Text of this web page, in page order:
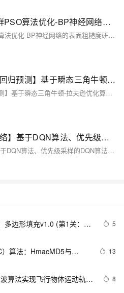
【表面粗糙度】基于粒子群PSO算法优化-BP神经网络的表面粗糙度研究（Matlab代码实现）
【表面粗糙度】基于粒子群PSO算法优化-BP神经网络的表面粗糙度研究（Matlab代码实现）
【基于TTNRBO优化DBN回归预测】基于瞬态三角牛顿-拉夫逊优化算法（TTNRBO）优化深度信念网络（DBN）数据回归预测研究（Matlab代码实现）
【基于TTNRBO优化DBN回归预测】基于瞬态三角牛顿-拉夫逊优化算法（TTNRBO）优化深度信念网络（DBN）数据回归预测研究（Matlab代码实现）
【Pytorch框架搭建神经网络】基于DQN算法、优先级采样的DQN算法、DQN + 人工势场的避障控制研究（Python代码实现）
【Pytorch框架搭建神经网络】基于DQN算法、优先级采样的DQN算法、DQN + 人工势场的避障控制研究（Python代码实现）
多边形填充v1.0 (第1关：扫
第4关：区域扫描线种子
5
算法：HmacMD5与
13
算法实现飞行物体运动轨迹
8